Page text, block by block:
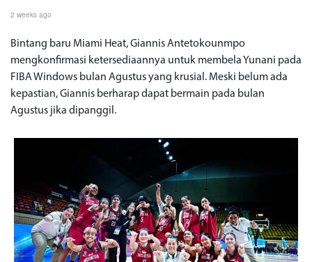
2 weeks ago
Bintang baru Miami Heat, Giannis Antetokounmpo
mengkonfirmasi ketersediaannya untuk membela Yunani pada
FIBA ​​​​Windows bulan Agustus yang krusial. Meski belum ada
kepastian, Giannis berharap dapat bermain pada bulan
Agustus jika dipanggil.